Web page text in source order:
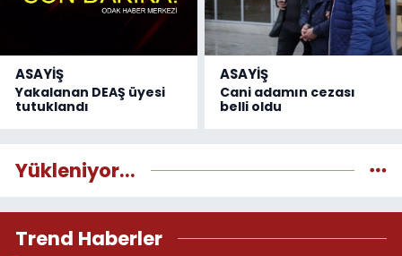
ASAYİŞ
Yakalanan DEAŞ üyesi
tutuklandı
ASAYİŞ
Cani adamın cezası
belli oldu
Yükleniyor...
Trend Haberler